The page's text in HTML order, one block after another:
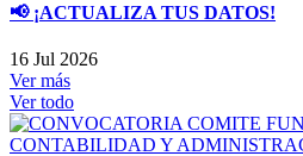
📢 ¡ACTUALIZA TUS DATOS!
16 Jul 2026
Ver más
Ver todo